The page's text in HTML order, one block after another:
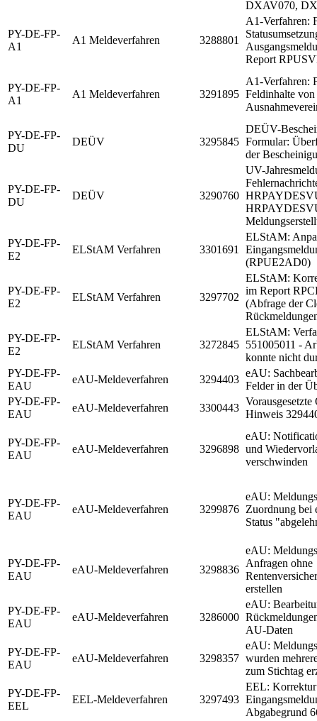
DXAV070,
PY-DE-FP-
A1
A1 Meldeverfahren 3288801
A1-Verfahren:
Report
PY-DE-FP-
A1
A1 Meldeverfahren 3291895
A1-Verfahren:
Feldinhalte
PY-DE-FP-
DU
DEÜV 3295845
DEÜV-
Formular:
der
PY-DE-FP-
DU
DEÜV 3290760
UV-
PY-DE-FP-
E2
ELStAM Verfahren 3301691
ELStAM:
(RPUE2AD0)
PY-DE-FP-
E2
ELStAM Verfahren 3297702
ELStAM:
im Report
(Abfrage der
PY-DE-FP-
E2
ELStAM Verfahren 3272845
ELStAM:
551005011 -
konnte nicht
PY-DE-FP-
EAU
eAU-Meldeverfahren 3294403
eAU:
Felder in der
PY-DE-FP-
EAU
eAU-Meldeverfahren 3300443
Hinweis
PY-DE-FP-
EAU
eAU-Meldeverfahren 3296898
eAU:
und
verschwinden
PY-DE-FP-
EAU
eAU-Meldeverfahren 3299876
eAU:
Zuordnung
Status
PY-DE-FP-
EAU
eAU-Meldeverfahren 3298836
eAU:
Anfragen ohne
erstellen
PY-DE-FP-
EAU
eAU-Meldeverfahren 3286000
eAU:
AU-Daten
PY-DE-FP-
EAU
eAU-Meldeverfahren 3298357
eAU:
wurden
zum Stichtag
PY-DE-FP-
EEL
EEL-Meldeverfahren 3297493
EEL:
Abgabegrund